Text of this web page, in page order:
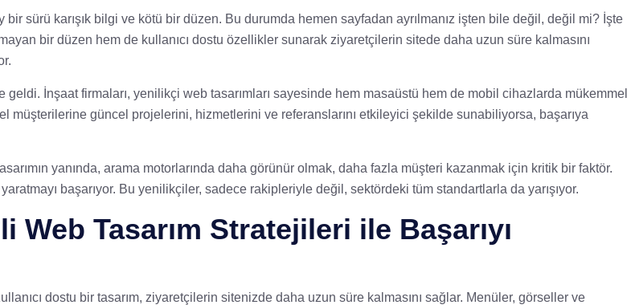
bir sürü karışık bilgi ve kötü bir düzen. Bu durumda hemen sayfadan ayrılmanız işten bile değil, değil mi? İşte
bir düzen hem de kullanıcı dostu özellikler sunarak ziyaretçilerin sitede daha uzun süre kalmasını
İnşaat firmaları, yenilikçi web tasarımları sayesinde hem masaüstü hem de mobil cihazlarda mükemmel
müşterilerine güncel projelerini, hizmetlerini ve referanslarını etkileyici şekilde sunabiliyorsa, başarıya
yanında, arama motorlarında daha görünür olmak, daha fazla müşteri kazanmak için kritik bir faktör.
başarıyor. Bu yenilikçiler, sadece rakipleriyle değil, sektördeki tüm standartlarla da yarışıyor.
Tasarım Stratejileri ile Başarıyı
dostu bir tasarım, ziyaretçilerin sitenizde daha uzun süre kalmasını sağlar. Menüler, görseller ve